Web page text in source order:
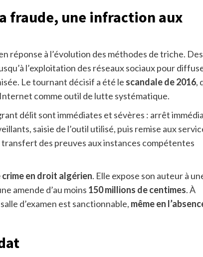
fraude, une infraction aux
réponse à l’évolution des méthodes de triche. Des
l’exploitation des réseaux sociaux pour
Le tournant décisif a été le scandale de 2016,
comme outil de lutte systématique.
délit sont immédiates et sévères : arrêt
saisie de l’outil utilisé, puis remise aux
des preuves aux instances compétentes
en droit algérien. Elle expose son auteur à
amende d’au moins 150 millions de centimes. À
d’examen est sanctionnable, même en